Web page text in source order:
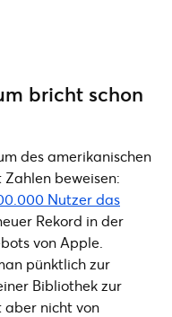
bricht schon
des amerikanischen
beweisen:
Nutzer das
Rekord in der
von Apple.
pünktlich zur
Bibliothek zur
aber nicht von